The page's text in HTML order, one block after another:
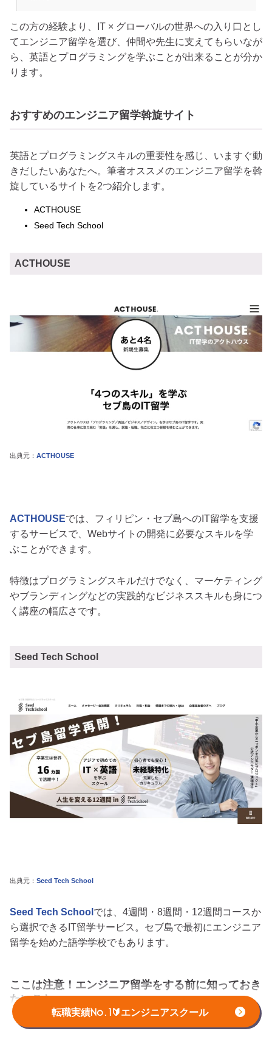
転職実績No.1🔰エンジニアスクール
この方の経験より、IT × グローバルの世界への入り口とし
てエンジニア留学を選び、仲間や先生に支えてもらいなが
ら、英語とプログラミングを学ぶことが出来ることが分か
ります。
おすすめのエンジニア留学斡旋サイト
英語とプログラミングスキルの重要性を感じ、いますぐ動
きだしたいあなたへ。筆者オススメのエンジニア留学を斡
旋しているサイトを2つ紹介します。
ACTHOUSE
Seed Tech School
ACTHOUSE
出典元： ACTHOUSE
ACTHOUSEでは、フィリピン・セブ島へのIT留学を支援
するサービスで、Webサイトの開発に必要なスキルを学
ぶことができます。
特徴はプログラミングスキルだけでなく、マーケティング
やブランディングなどの実践的なビジネススキルも身につ
く講座の幅広さです。
Seed Tech School
出典元： Seed Tech School
Seed Tech School では、4週間・8週間・12週間コースか
ら選択できるIT留学サービス。セブ島で最初にエンジニア
留学を始めた語学学校でもあります。
ここは注意！エンジニア留学をする前に知っておき
たいこと